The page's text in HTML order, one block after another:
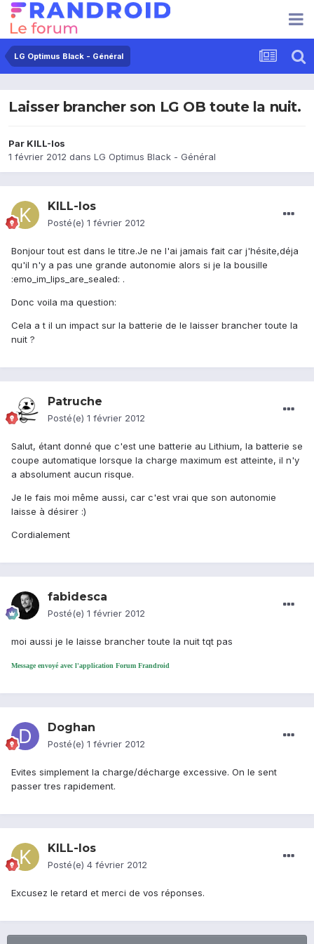
LG Optimus Black - Général
Laisser brancher son LG OB toute la nuit.
Par KILL-Ios
1 février 2012 dans LG Optimus Black - Général
KILL-Ios
Posté(e) 1 février 2012
Bonjour tout est dans le titre.Je ne l'ai jamais fait car j'hésite,déja
qu'il n'y a pas une grande autonomie alors si je la bousille
:emo_im_lips_are_sealed: .
Donc voila ma question:
Cela a t il un impact sur la batterie de le laisser brancher toute la
nuit ?
Patruche
Posté(e) 1 février 2012
Salut, étant donné que c'est une batterie au Lithium, la batterie se
coupe automatique lorsque la charge maximum est atteinte, il n'y
a absolument aucun risque.
Je le fais moi même aussi, car c'est vrai que son autonomie
laisse à désirer :)
Cordialement
fabidesca
Posté(e) 1 février 2012
moi aussi je le laisse brancher toute la nuit tqt pas
Message envoyé avec l'application Forum Frandroid
Doghan
Posté(e) 1 février 2012
Evites simplement la charge/décharge excessive. On le sent
passer tres rapidement.
KILL-Ios
Posté(e) 4 février 2012
Excusez le retard et merci de vos réponses.